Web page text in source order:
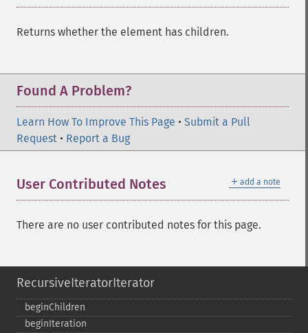
Returns whether the element has children.
Found A Problem?
Learn How To Improve This Page • Submit a Pull
Request • Report a Bug
＋ add a note
User Contributed Notes
There are no user contributed notes for this page.
RecursiveIteratorIterator
beginChildren
beginIteration